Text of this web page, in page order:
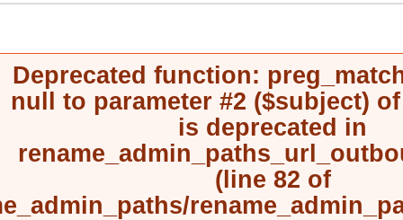
Deprecated function:
null to parameter #2 ($subject)
is deprecated in
(line82of